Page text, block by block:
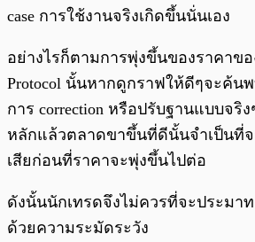
case การใช้งานจริงเกิดขึ้นนั่นเอง
อย่างไรก็ตามการพุ่งขึ้นของราคาขอ
Protocol นั้นหากดูกราฟให้ดีๆจะค้น
การ correction หรือปรับฐานแบบจริ
หลักแล้วตลาดขาขึ้นที่ดีนั้นจำเป็นที่
เสียก่อนที่ราคาจะพุ่งขึ้นไปต่อ
ดังนั้นนักเทรดจึงไม่ควรที่จะประมา
ด้วยความระมัดระวัง